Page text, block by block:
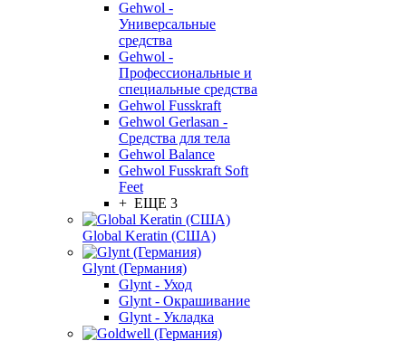
Gehwol -
Универсальные
средства
Gehwol -
Профессиональные и
специальные средства
Gehwol Fusskraft
Gehwol Gerlasan -
Средства для тела
Gehwol Balance
Gehwol Fusskraft Soft
Feet
+ ЕЩЕ 3
Global Keratin (США)
Glynt (Германия)
Glynt - Уход
Glynt - Окрашивание
Glynt - Укладка